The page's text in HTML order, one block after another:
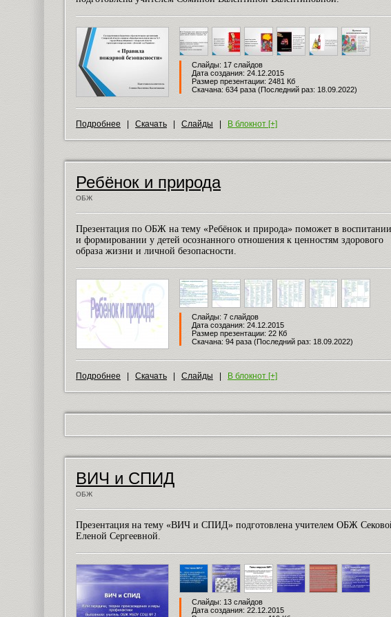
Слайды: 17 слайдов
Дата создания: 24.12.2015
Размер презентации: 2481 Кб
Скачана: 634 раза (Последний раз: 18.09.2022)
Подробнее Скачать Слайды В блокнот [+]
Ребёнок и природа
ОБЖ
Презентация по ОБЖ на тему «Ребёнок и природа» поможет в воспитании
и формировании у детей осознанного отношения к ценностям здорового
образа жизни и личной безопасности.
Слайды: 7 слайдов
Дата создания: 24.12.2015
Размер презентации: 22 Кб
Скачана: 94 раза (Последний раз: 18.09.2022)
Подробнее Скачать Слайды В блокнот [+]
ВИЧ и СПИД
ОБЖ
Презентация на тему «ВИЧ и СПИД» подготовлена учителем ОБЖ
Еленой Сергеевной.
Слайды: 13 слайдов
Дата создания: 22.12.2015